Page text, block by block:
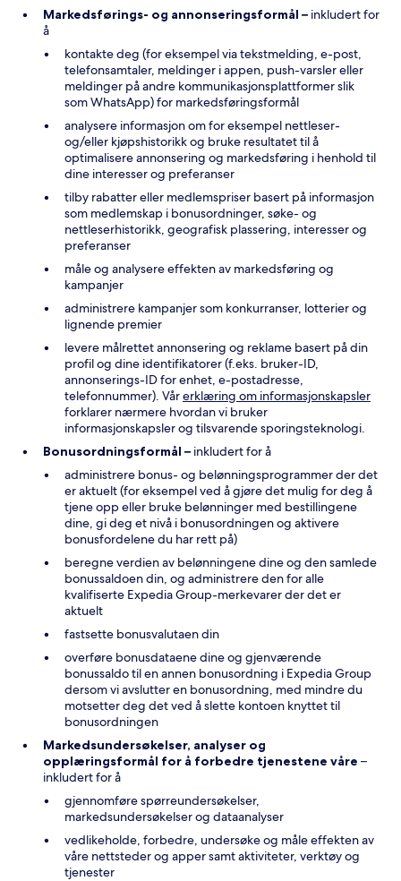
Markedsførings- og annonseringsformål – inkludert for
å
kontakte deg (for eksempel via tekstmelding, e-post,
telefonsamtaler, meldinger i appen, push-varsler eller
meldinger på andre kommunikasjonsplattformer slik
som WhatsApp) for markedsføringsformål
analysere informasjon om for eksempel nettleser-
og/eller kjøpshistorikk og bruke resultatet til å
optimalisere annonsering og markedsføring i henhold til
dine interesser og preferanser
tilby rabatter eller medlemspriser basert på informasjon
som medlemskap i bonusordninger, søke- og
nettleserhistorikk, geografisk plassering, interesser og
preferanser
måle og analysere effekten av markedsføring og
kampanjer
administrere kampanjer som konkurranser, lotterier og
lignende premier
levere målrettet annonsering og reklame basert på din
profil og dine identifikatorer (f.eks. bruker-ID,
annonserings-ID for enhet, e-postadresse,
telefonnummer). Vårerklæring om informasjonskapsler
forklarer nærmere hvordan vi bruker
informasjonskapsler og tilsvarende sporingsteknologi.
Bonusordningsformål – inkludert for å
administrere bonus- og belønningsprogrammer der det
er aktuelt (for eksempel ved å gjøre det mulig for deg å
tjene opp eller bruke belønninger med bestillingene
dine, gi deg et nivå i bonusordningen og aktivere
bonusfordelene du har rett på)
beregne verdien av belønningene dine og den samlede
bonussaldoen din, og administrere den for alle
kvalifiserte Expedia Group-merkevarer der det er
aktuelt
fastsette bonusvalutaen din
overføre bonusdataene dine og gjenværende
bonussaldo til en annen bonusordning i Expedia Group
dersom vi avslutter en bonusordning, med mindre du
motsetter deg det ved å slette kontoen knyttet til
bonusordningen
Markedsundersøkelser, analyser og
opplæringsformål for å forbedre tjenestene våre –
inkludert for å
gjennomføre spørreundersøkelser,
markedsundersøkelser og dataanalyser
vedlikeholde, forbedre, undersøke og måle effekten av
våre nettsteder og apper samt aktiviteter, verktøy og
tjenester